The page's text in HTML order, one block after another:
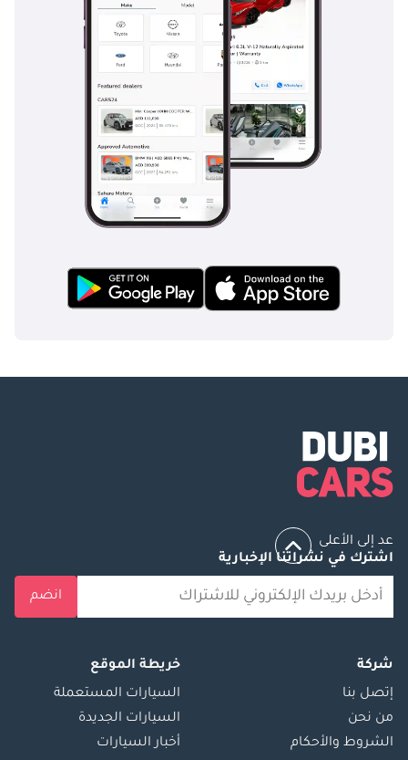
عد إلى الأعلى
اشترك في نشراتنا الإخبارية
انضم
شركة
إتصل بنا
من نحن
الشروط والأحكام
خريطة الموقع
السيارات المستعملة
السيارات الجديدة
أخبار السيارات